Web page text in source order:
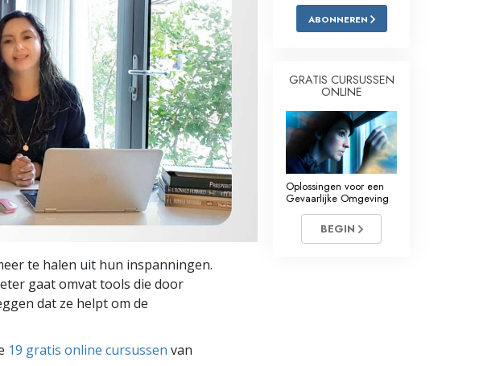
Oplossingen voor het Drugsprobleem
Kinderen
Hulpmiddelen bij het Dagelijks Werk
Ethiek en de Condities
De Oorzaak van Onderdrukking
Feitenonderzoek
De Grondbeginselen van Organiseren
te halen uit hun inspanningen.
gaat omvat tools die door
dat ze helpt om de
19 gratis online cursussen van
ABONNEREN
GRATIS CURSUSSEN
ONLINE
Oplossingen voor een
Gevaarlijke Omgeving
BEGIN